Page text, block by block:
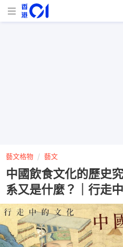
藝文格物 藝文
中國飲食文化的歷史
系又是什麼？｜行走